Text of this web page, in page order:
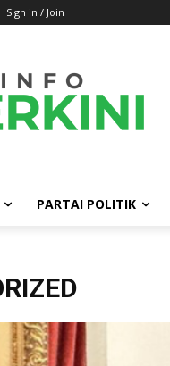
Sign in / Join
PARTAI POLITIK